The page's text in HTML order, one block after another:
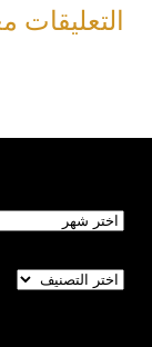
التعليقات
الأرشيف
تصنيفات